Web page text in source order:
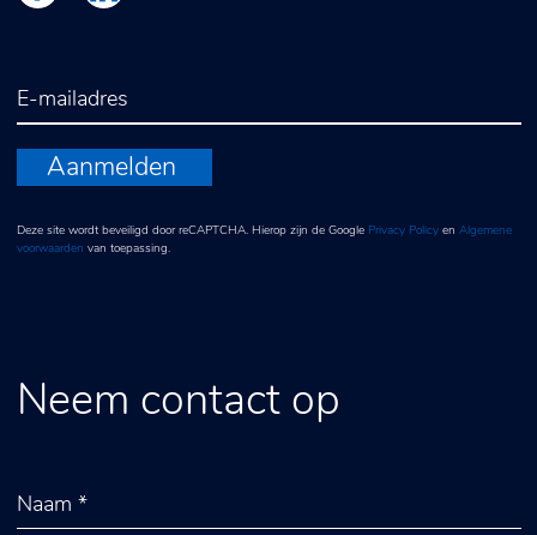
Aanmelden
Deze site wordt beveiligd door reCAPTCHA. Hierop zijn de Google Privacy Policyen Algemene
voorwaarden van toepassing.
Neem contact op